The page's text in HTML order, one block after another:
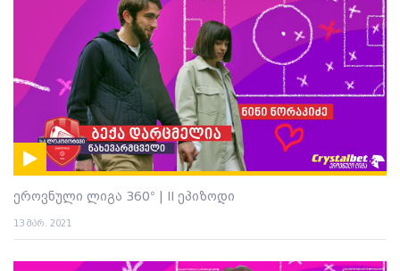
ეროვნული ლიგა 360° | II ეპიზოდი
13 მარ. 2021